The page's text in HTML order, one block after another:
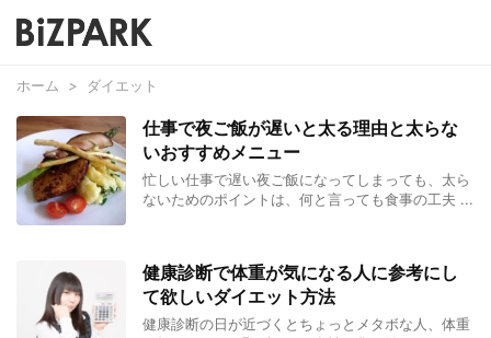
ホーム > ダイエット
仕事で夜ご飯が遅いと太る理由と太らな
いおすすめメニュー
忙しい仕事で遅い夜ご飯になってしまっても、太ら
ないためのポイントは、何と言っても食事の工夫 ...
健康診断で体重が気になる人に参考にし
て欲しいダイエット方法
健康診断の日が近づくとちょっとメタボな人、体重